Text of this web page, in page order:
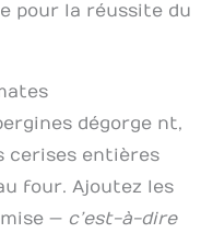
pour la réussite du
dégorge nt,
cerises entières
four. Ajoutez les
— c’est-à-dire